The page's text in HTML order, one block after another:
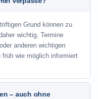
Grund können zu
wichtig, Termine
anderen wichtigen
wie möglich informiert
– auch ohne